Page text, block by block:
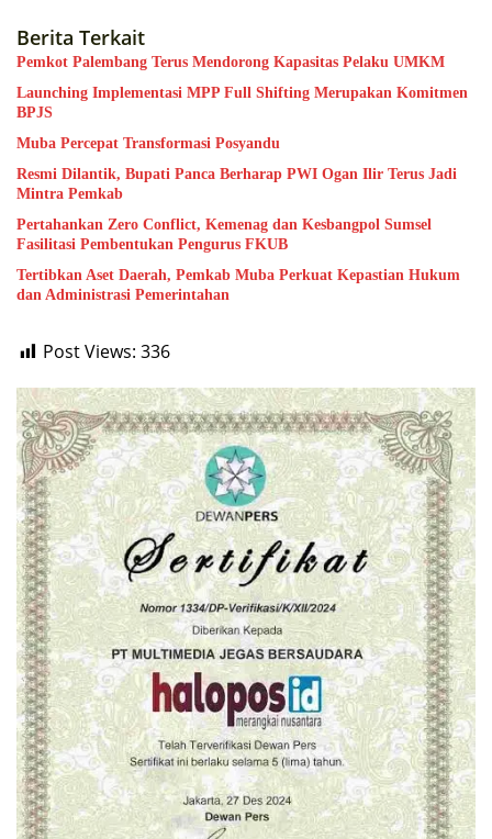
Berita Terkait
Pemkot Palembang Terus Mendorong Kapasitas Pelaku UMKM
Launching Implementasi MPP Full Shifting Merupakan Komitmen
BPJS
Muba Percepat Transformasi Posyandu
Resmi Dilantik, Bupati Panca Berharap PWI Ogan Ilir Terus Jadi
Mintra Pemkab
Pertahankan Zero Conflict, Kemenag dan Kesbangpol Sumsel
Fasilitasi Pembentukan Pengurus FKUB
Tertibkan Aset Daerah, Pemkab Muba Perkuat Kepastian Hukum
dan Administrasi Pemerintahan
Post Views: 336